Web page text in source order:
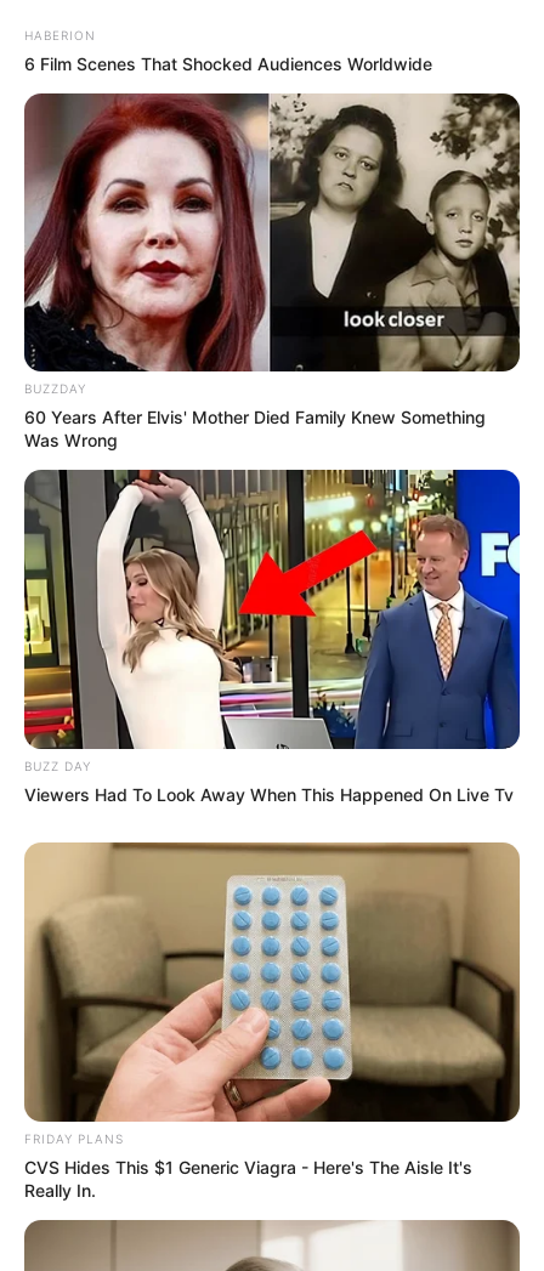
HABERION
6 Film Scenes That Shocked Audiences Worldwide
BUZZDAY
60 Years After Elvis' Mother Died Family Knew Something
Was Wrong
BUZZ DAY
Viewers Had To Look Away When This Happened On Live Tv
FRIDAY PLANS
CVS Hides This $1 Generic Viagra - Here's The Aisle It's
Really In.